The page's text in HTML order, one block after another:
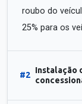
roubo do
25% para os
#2
Instalação